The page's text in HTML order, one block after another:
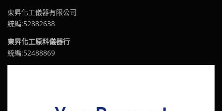
東昇化工儀器有限公司
統編:52882638
東昇化工原料儀器行
統編:52488869